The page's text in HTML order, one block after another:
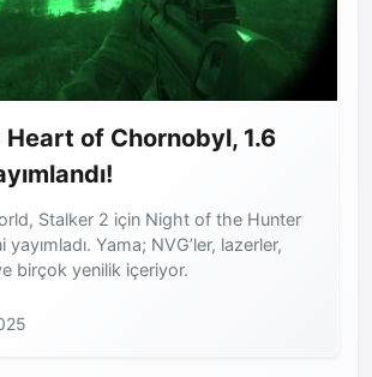
of Chornobyl, 1.6
Stalker 2 için Night of the Hunter
Yama; NVG’ler, lazerler,
birçok yenilik içeriyor.